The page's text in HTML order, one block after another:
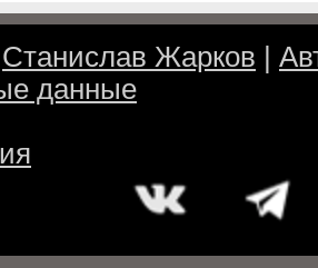
Станислав Жарков
данные